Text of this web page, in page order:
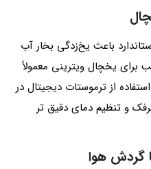
باعث یخ‌زدگی بخار آب
یخچال ویترینی معمولاً
استفاده از ترموستات دیجیتال در
و تنظیم دمای دقیق تر
گردش هوا